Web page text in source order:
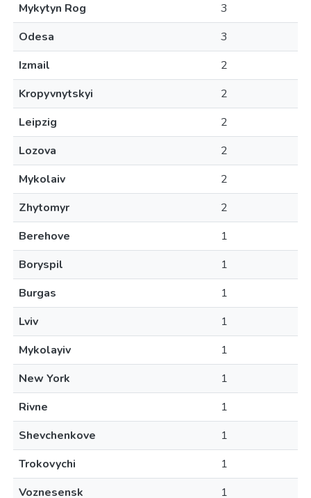
Mykytyn Rog
3
Odesa
3
Izmail
2
Kropyvnytskyi
2
Leipzig
2
Lozova
2
Mykolaiv
2
Zhytomyr
2
Berehove
1
Boryspil
1
Burgas
1
Lviv
1
Mykolayiv
1
New York
1
Rivne
1
Shevchenkove
1
Trokovychi
1
Voznesensk
1